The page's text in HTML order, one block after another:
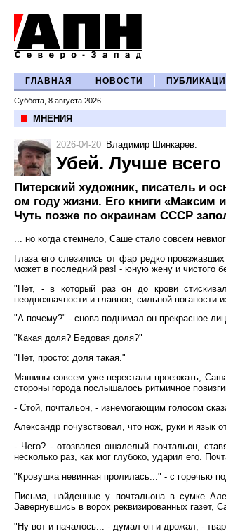
ГЛАВНАЯ НОВОСТИ
Суббота, 8 августа 2026
МНЕНИЯ
2026-04-20 Владимир Шинкарев:
Убей. Лучше
Питерский художник, писатель и
ом году жизни. Его книги «Максим
Чуть позже по окраинам СССР
... но когда стемнело, Саше стало совсем
Глаза его слезились от фар редко
может в последний раз! - юную жену и чистого
"Нет, - в который раз он до крови
неоднозначности и главное, сильной поганости
"А почему?" - снова поднимал он прекрасное
"Какая доля? Бедовая доля?"
"Нет, просто: доля такая."
Машины совсем уже перестали проезжать;
стороны города послышалось ритмичное
- Стой, почтальон, - изнемогающим голосом
Александр почувствовал, что нож, руки и язык
- Чего? - отозвался ошалелый почтальон,
несколько раз, как мог глубоко, ударил его.
"Кровушка невинная пролилась..." - с горечью
Письма, найденные у почтальона в сумке
Завернувшись в ворох реквизированных газет,
"Ну вот и началось... - думал он и дрожал, -